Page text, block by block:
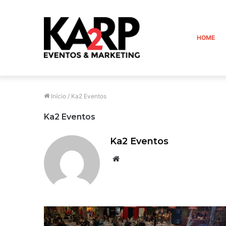
HOME
Início / Ka2 Eventos
Ka2 Eventos
Ka2 Eventos
i
t